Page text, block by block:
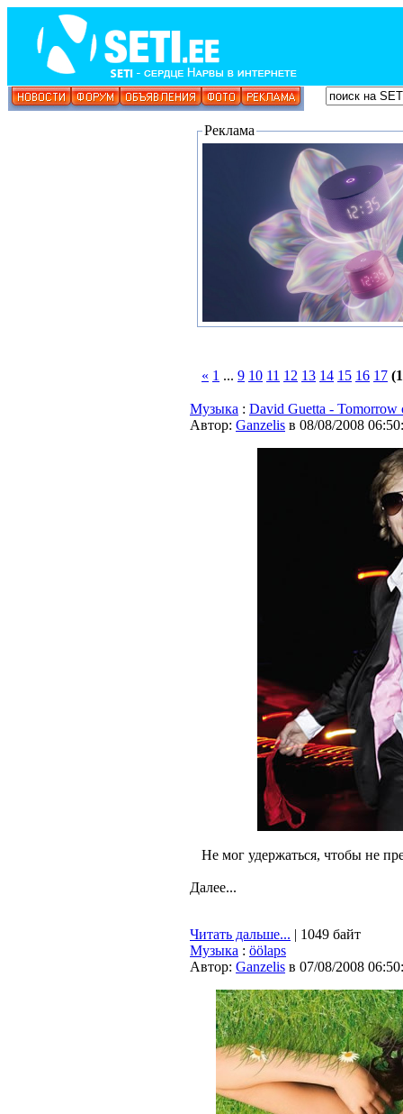
Реклама
« 1 ... 9 10 11 12 13 14 15 16 17
Музыка : David Guetta - Tomorrow
Автор: Ganzelis в 08/08/2008
Не мог удержаться, чтобы не
Далее...
Читать дальше... | 1049 байт
Музыка : öölaps
Автор: Ganzelis в 07/08/2008